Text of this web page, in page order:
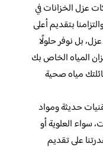
عزل الخزانات في
بتقديم أعلى
بل نوفر حلولًا
المياه الخاص بك
مياه صحية
حديثة ومواد
سواء العلوية أو
على تقديم